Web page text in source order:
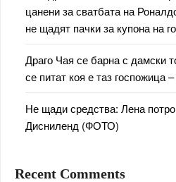
цанени за сватбата на
не щадят пачки за купона на
Драго Чая се барна с дамски
се питат коя е таз госпожица
Не щади средства: Лена
Дисниленд (ФОТО)
Recent Comments